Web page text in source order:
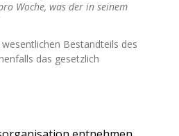
Woche, was der in seinem
Bestandteils des
das gesetzlich